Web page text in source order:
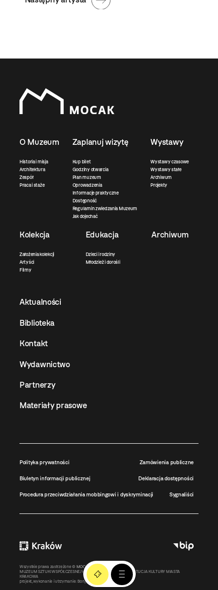
O Muzeum
Historia i misja
Architektura
Zespół
Praca i staże
Zaplanuj wizytę
Kup bilet
Godziny otwarcia
Plan muzeum
Oprowadzenia
Informacje praktyczne
Dostępność
Regulamin zwiedzania Muzeum
Jak dojechać
Wystawy
Wystawy czasowe
Wystawy stałe
Archiwum
Projekty
Kolekcja
Założenia kolekcji
Artyści
Filmy
Edukacja
Dzieci i rodziny
Młodzież i dorośli
Archiwum
Aktualności
Biblioteka
Kontakt
Wydawnictwo
Partnerzy
Materiały prasowe
Polityka prywatności Zamówienia publiczne
Biuletyn informacji publicznej Deklaracja dostępności
Procedura przeciwdziałania mobbingowi i dyskryminacji Sygnaliści
Wszystkie prawa zastrzeżone © MOCAK2011-2026
MUZEUM SZTUKI WSPÓŁCZESNEJ W KRAKOWIE MOCAK – INSTYTUCJA KULTURY MIASTA
KRAKOWA
projekt, wykonanie i utrzymanie: Bonjour.pl